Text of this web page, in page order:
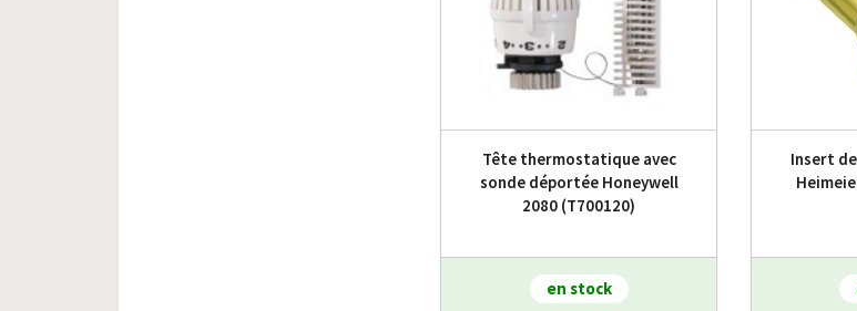
Tête thermostatique avec
sonde déportée Honeywell
2080 (T700120)
en stock
Insert